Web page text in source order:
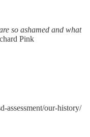
so ashamed and what
Pink
assessment/our-history/